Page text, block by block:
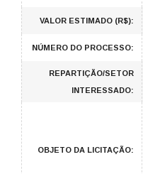
VALOR ESTIMADO (R$):
NÚMERO DO PROCESSO:
REPARTIÇÃO/SETOR
INTERESSADO:
OBJETO DA LICITAÇÃO: